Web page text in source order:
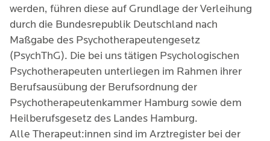
werden, führen diese auf Grundlage der Verleihung
durch die Bundesrepublik Deutschland nach
Maßgabe des Psychotherapeutengesetz
(PsychThG). Die bei uns tätigen Psychologischen
Psychotherapeuten unterliegen im Rahmen ihrer
Berufsausübung der Berufsordnung der
Psychotherapeutenkammer Hamburg sowie dem
Heilberufsgesetz des Landes Hamburg.
Alle Therapeut:innen sind im Arztregister bei der